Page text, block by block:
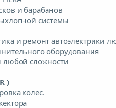
и барабанов
системы
и ремонт автоэлектрики
оборудования
любой сложности
)
колес.